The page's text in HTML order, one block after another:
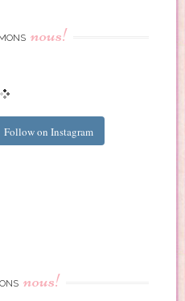
nous!
Follow on Instagram
nous!